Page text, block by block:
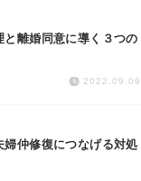
離婚同意に導く３つの
2022.09.09
仲修復につなげる対処